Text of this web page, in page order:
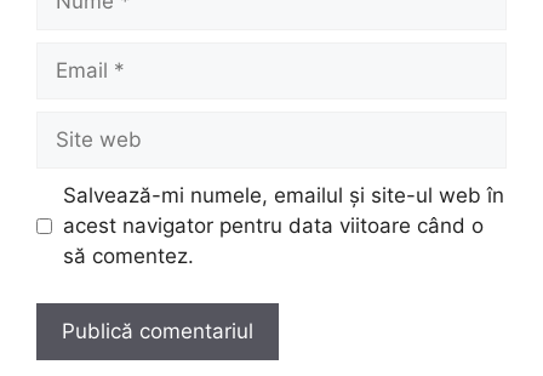
Email
Site
web
Salvează-mi numele, emailul și site-ul web în
acest navigator pentru data viitoare când o
să comentez.